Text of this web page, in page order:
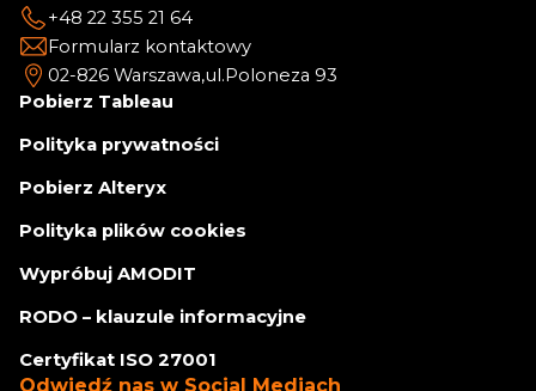
+48 22 355 21 64
Formularz kontaktowy
02-826 Warszawa,ul.Poloneza 93
Pobierz Tableau
Polityka prywatności
Pobierz Alteryx
Polityka plików cookies
Wypróbuj AMODIT
RODO – klauzule informacyjne
Certyfikat ISO 27001
Odwiedź nas w Social Mediach